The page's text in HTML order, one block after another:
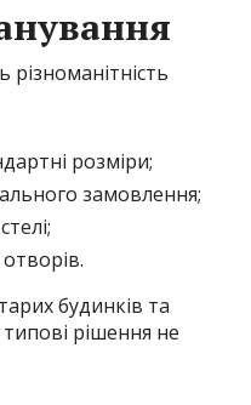
різноманітність
розміри;
замовлення;
будинків та
рішення не